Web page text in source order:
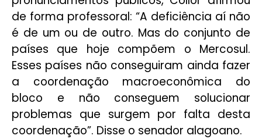
de forma professoral: “A deficiência aí não
é de um ou de outro. Mas do conjunto de
países que hoje compõem o Mercosul.
Esses países não conseguiram ainda fazer
a coordenação macroeconômica do
bloco e não conseguem solucionar
problemas que surgem por falta desta
coordenação”. Disse o senador alagoano.